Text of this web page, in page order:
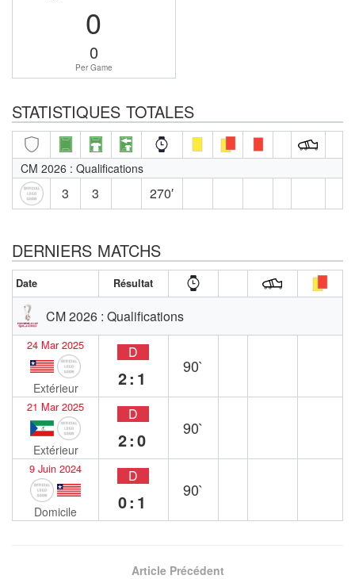
0
0
Per Game
STATISTIQUES TOTALES
CM 2026 : Qualifications
3 3 270′
DERNIERS MATCHS
Date Résultat
CM 2026 : Qualifications
24 Mar 2025
Extérieur
D
2:1
90`
21 Mar 2025
Extérieur
D
2:0
90`
9 Juin 2024
Domicile
D
0:1
90`
Article Précédent